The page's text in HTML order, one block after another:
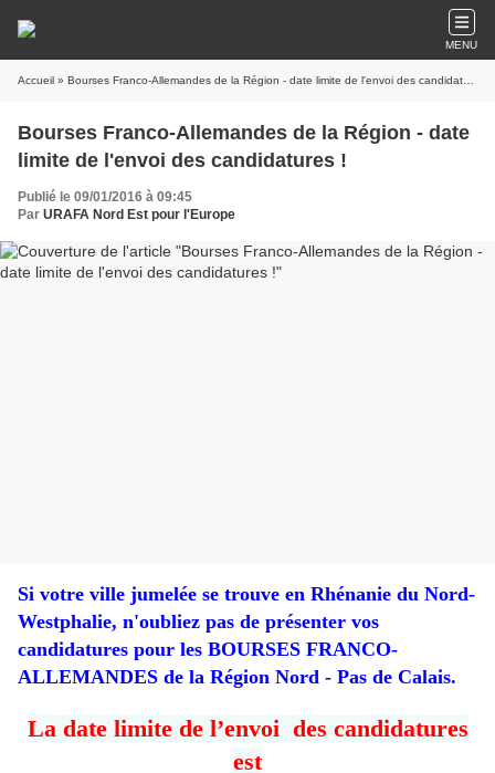
MENU
Accueil » Bourses Franco-Allemandes de la Région - date limite de l'envoi des candidatures !
Bourses Franco-Allemandes de la Région - date
limite de l'envoi des candidatures !
Publié le 09/01/2016 à 09:45
Par URAFA Nord Est pour l'Europe
Si votre ville jumelée se trouve en Rhénanie du Nord-
Westphalie, n'oubliez pas de présenter vos
candidatures pour les BOURSES FRANCO-
ALLEMANDES de la Région Nord - Pas de Calais.
La date limite de l’envoi des candidatures
est